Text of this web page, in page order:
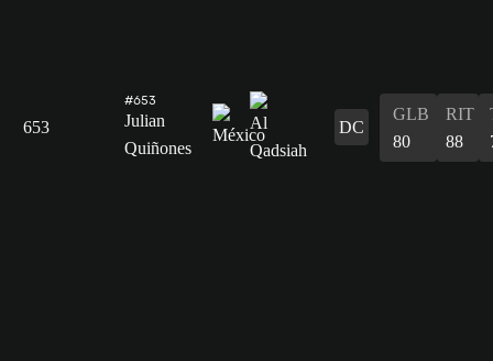
653
#653
Julian
Quiñones
DC
GLB
80
RIT
88